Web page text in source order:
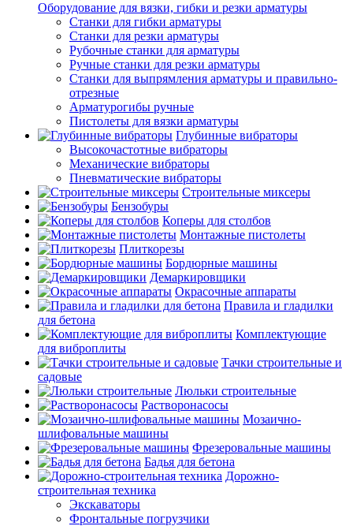
Оборудование для вязки, гибки и резки арматуры
Станки для гибки арматуры
Станки для резки арматуры
Рубочные станки для арматуры
Ручные станки для резки арматуры
Станки для выпрямления арматуры и правильно-
отрезные
Арматурогибы ручные
Пистолеты для вязки арматуры
Глубинные вибраторы
Высокочастотные вибраторы
Механические вибраторы
Пневматические вибраторы
Строительные миксеры
Бензобуры
Коперы для столбов
Монтажные пистолеты
Плиткорезы
Бордюрные машины
Демаркировщики
Окрасочные аппараты
Правила и гладилки
для бетона
Комплектующие
для виброплиты
Тачки строительные и
садовые
Люльки строительные
Растворонасосы
Мозаично-
шлифовальные машины
Фрезеровальные машины
Бадья для бетона
Дорожно-
строительная техника
Экскаваторы
Фронтальные погрузчики